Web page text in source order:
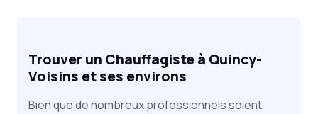
Trouver un Chauffagiste à Quincy-
Voisins et ses environs
Bien que de nombreux professionnels soient